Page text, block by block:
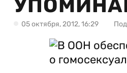
05 октября, 2012, 16:29